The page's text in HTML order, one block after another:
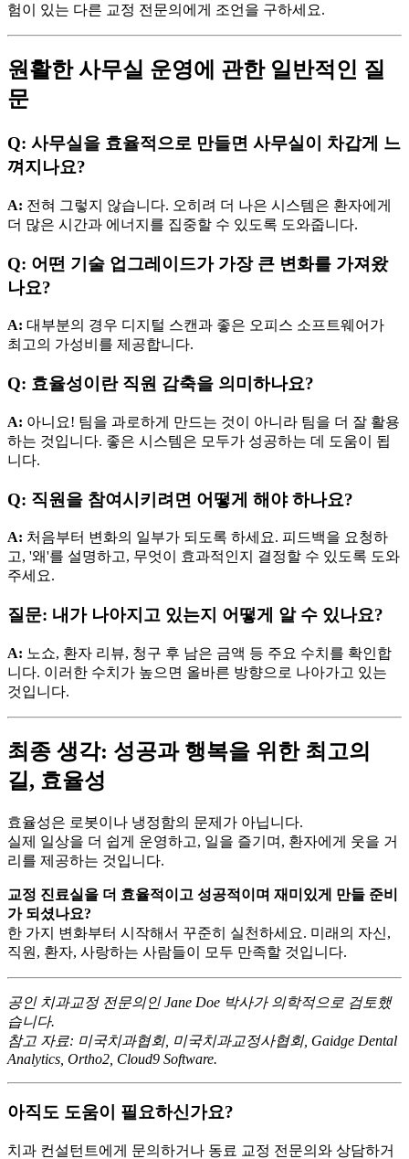
험이 있는 다른 교정 전문의에게 조언을 구하세요.
원활한 사무실 운영에 관한 일반적인 질
문
Q: 사무실을 효율적으로 만들면 사무실이 차갑게 느
껴지나요?
A: 전혀 그렇지 않습니다. 오히려 더 나은 시스템은 환자에게
더 많은 시간과 에너지를 집중할 수 있도록 도와줍니다.
Q: 어떤 기술 업그레이드가 가장 큰 변화를 가져왔
나요?
A: 대부분의 경우 디지털 스캔과 좋은 오피스 소프트웨어가
최고의 가성비를 제공합니다.
Q: 효율성이란 직원 감축을 의미하나요?
A: 아니요! 팀을 과로하게 만드는 것이 아니라 팀을 더 잘 활용
하는 것입니다. 좋은 시스템은 모두가 성공하는 데 도움이 됩
니다.
Q: 직원을 참여시키려면 어떻게 해야 하나요?
A: 처음부터 변화의 일부가 되도록 하세요. 피드백을 요청하
고, '왜'를 설명하고, 무엇이 효과적인지 결정할 수 있도록 도와
주세요.
질문: 내가 나아지고 있는지 어떻게 알 수 있나요?
A: 노쇼, 환자 리뷰, 청구 후 남은 금액 등 주요 수치를 확인합
니다. 이러한 수치가 높으면 올바른 방향으로 나아가고 있는
것입니다.
최종 생각: 성공과 행복을 위한 최고의
길, 효율성
효율성은 로봇이나 냉정함의 문제가 아닙니다.
실제 일상을 더 쉽게 운영하고, 일을 즐기며, 환자에게 웃을 거
리를 제공하는 것입니다.
교정 진료실을 더 효율적이고 성공적이며 재미있게 만들 준비
가 되셨나요?
한 가지 변화부터 시작해서 꾸준히 실천하세요. 미래의 자신,
직원, 환자, 사랑하는 사람들이 모두 만족할 것입니다.
공인 치과교정 전문의인 Jane Doe 박사가 의학적으로 검토했
습니다.
참고 자료: 미국치과협회, 미국치과교정사협회, Gaidge Dental
Analytics, Ortho2, Cloud9 Software.
아직도 도움이 필요하신가요?
치과 컨설턴트에게 문의하거나 동료 교정 전문의와 상담하거